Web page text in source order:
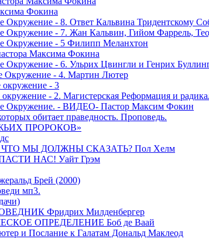
Фокина
Окружение - 8. Ответ Кальвина Тридентскому
Окружение - 7. Жан Кальвин, Гийом Фаррель,
Окружение - 5 Филипп Меланхтон
Максима Фокина
Окружение - 6. Ульрих Цвингли и Генрих
Окружение - 4. Мартин Лютер
окружение - 3
- 2. Магистерская Реформация и
Окружение. - ВИДЕО- Пастор Максим Фокин
обитает праведность. Проповедь.
ПРОРОКОВ»
МЫ ДОЛЖНЫ СКАЗАТЬ? Пол Хелм
НАС! Уайт Грэм
Брей (2000)
мп3.
Фридрих Милденбергер
ОПРЕДЕЛЕНИЕ Боб де Ваай
Послание к Галатам Дональд Маклеод